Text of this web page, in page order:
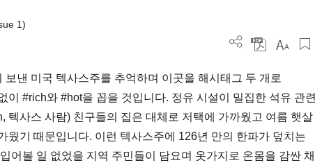
1)
보낸 미국 텍사스주를 추억하며 이곳을 해시태그 두 개로
이 #rich와 #hot을 꼽을 것입니다. 정유 시설이 밀집한 석유 관련
텍사스 사람) 친구들의 집은 대체로 저택에 가까웠고 여름 햇살
웠기 때문입니다. 이런 텍사스주에 126년 만의 한파가 덮치는
어볼 일 없었을 지역 주민들이 담요며 옷가지로 온몸을 감싼 채